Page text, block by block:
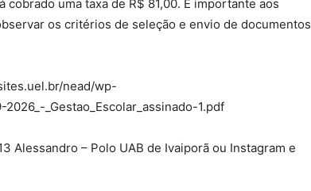
uma taxa de R$ 81,00. É importante aos
os critérios de seleção e envio de documentos
nead/wp-
_Gestao_Escolar_assinado-1.pdf
Alessandro – Polo UAB de Ivaiporã ou Instagram e